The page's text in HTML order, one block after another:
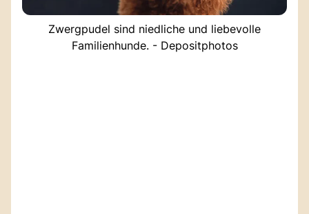
Zwergpudel sind niedliche und liebevolle
Familienhunde. - Depositphotos